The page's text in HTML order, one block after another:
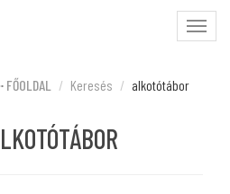
Toggle
FŐOLDAL Keresés alkotótábor